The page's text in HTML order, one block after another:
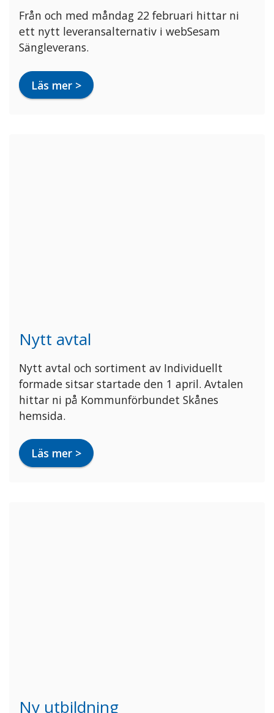
Från och med måndag 22 februari hittar ni
ett nytt leveransalternativ i webSesam
Sängleverans.
Läs mer >
Nytt avtal
Nytt avtal och sortiment av Individuellt
formade sitsar startade den 1 april. Avtalen
hittar ni på Kommunförbundet Skånes
hemsida.
Läs mer >
Ny utbildning